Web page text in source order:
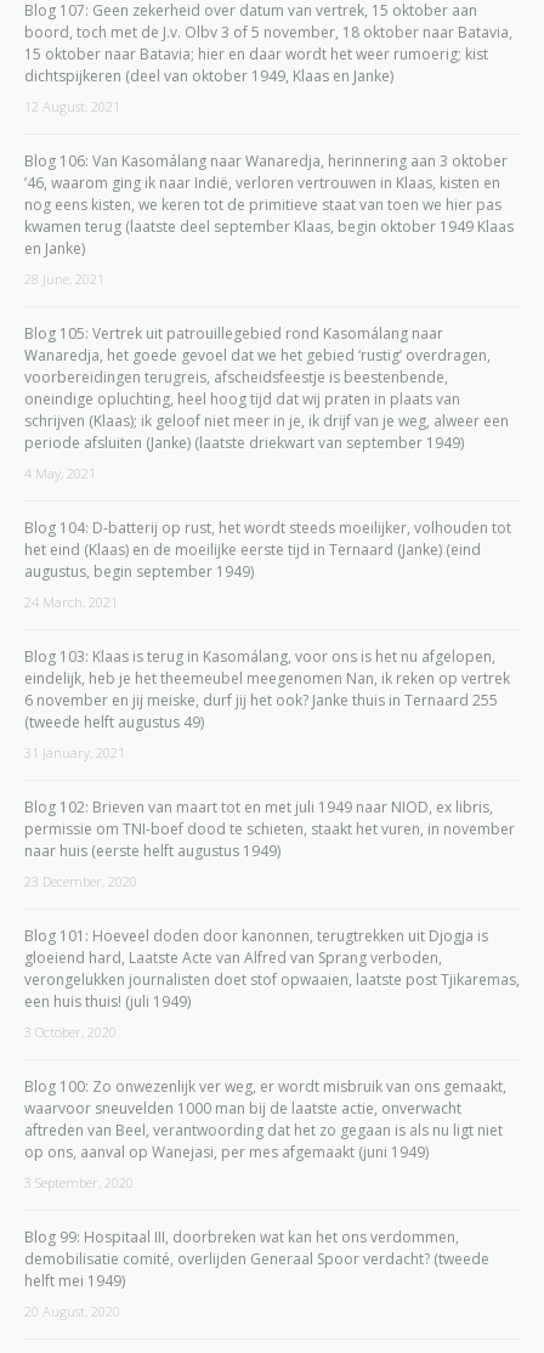
Blog 107: Geen zekerheid over datum van vertrek, 15 oktober aan
boord, toch met de J.v. Olbv 3 of 5 november, 18 oktober naar Batavia,
15 oktober naar Batavia; hier en daar wordt het weer rumoerig; kist
dichtspijkeren (deel van oktober 1949, Klaas en Janke)
12 August, 2021
Blog 106: Van Kasomálang naar Wanaredja, herinnering aan 3 oktober
’46, waarom ging ik naar Indië, verloren vertrouwen in Klaas, kisten en
nog eens kisten, we keren tot de primitieve staat van toen we hier pas
kwamen terug (laatste deel september Klaas, begin oktober 1949 Klaas
en Janke)
28 June, 2021
Blog 105: Vertrek uit patrouillegebied rond Kasomálang naar
Wanaredja, het goede gevoel dat we het gebied ‘rustig’ overdragen,
voorbereidingen terugreis, afscheidsfeestje is beestenbende,
oneindige opluchting, heel hoog tijd dat wij praten in plaats van
schrijven (Klaas); ik geloof niet meer in je, ik drijf van je weg, alweer een
periode afsluiten (Janke) (laatste driekwart van september 1949)
4 May, 2021
Blog 104: D-batterij op rust, het wordt steeds moeilijker, volhouden tot
het eind (Klaas) en de moeilijke eerste tijd in Ternaard (Janke) (eind
augustus, begin september 1949)
24 March, 2021
Blog 103: Klaas is terug in Kasomálang, voor ons is het nu afgelopen,
eindelijk, heb je het theemeubel meegenomen Nan, ik reken op vertrek
6 november en jij meiske, durf jij het ook? Janke thuis in Ternaard 255
(tweede helft augustus 49)
31 January, 2021
Blog 102: Brieven van maart tot en met juli 1949 naar NIOD, ex libris,
permissie om TNI-boef dood te schieten, staakt het vuren, in november
naar huis (eerste helft augustus 1949)
23 December, 2020
Blog 101: Hoeveel doden door kanonnen, terugtrekken uit Djogja is
gloeiend hard, Laatste Acte van Alfred van Sprang verboden,
verongelukken journalisten doet stof opwaaien, laatste post Tjikaremas,
een huis thuis! (juli 1949)
3 October, 2020
Blog 100: Zo onwezenlijk ver weg, er wordt misbruik van ons gemaakt,
waarvoor sneuvelden 1000 man bij de laatste actie, onverwacht
aftreden van Beel, verantwoording dat het zo gegaan is als nu ligt niet
op ons, aanval op Wanejasi, per mes afgemaakt (juni 1949)
3 September, 2020
Blog 99: Hospitaal III, doorbreken wat kan het ons verdommen,
demobilisatie comité, overlijden Generaal Spoor verdacht? (tweede
helft mei 1949)
20 August, 2020